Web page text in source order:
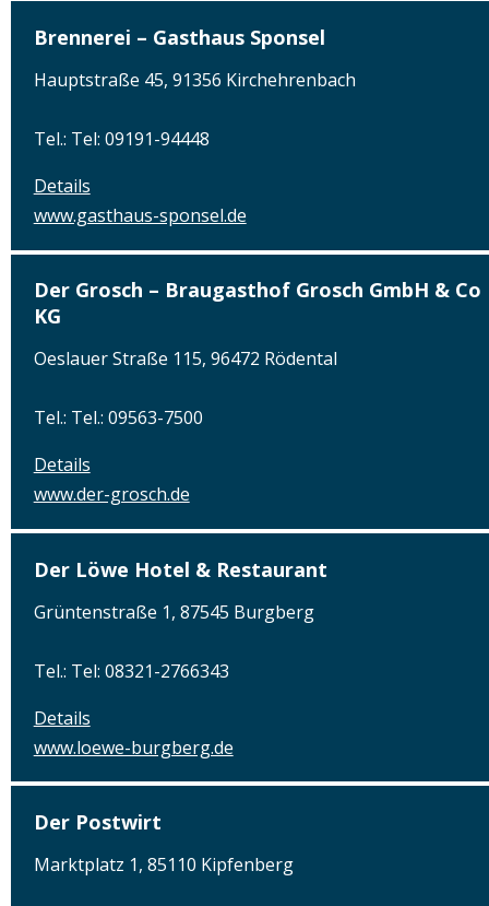
Brennerei – Gasthaus Sponsel
Hauptstraße 45, 91356 Kirchehrenbach
Tel.: Tel: 09191-94448
Details
www.gasthaus-sponsel.de
Der Grosch – Braugasthof Grosch GmbH & Co
KG
Oeslauer Straße 115, 96472 Rödental
Tel.: Tel.: 09563-7500
Details
www.der-grosch.de
Der Löwe Hotel & Restaurant
Grüntenstraße 1, 87545 Burgberg
Tel.: Tel: 08321-2766343
Details
www.loewe-burgberg.de
Der Postwirt
Marktplatz 1, 85110 Kipfenberg